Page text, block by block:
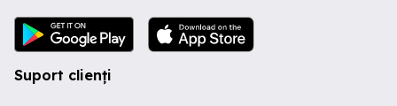
Suport clienți